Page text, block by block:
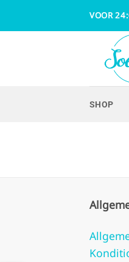
VOOR
SHOP